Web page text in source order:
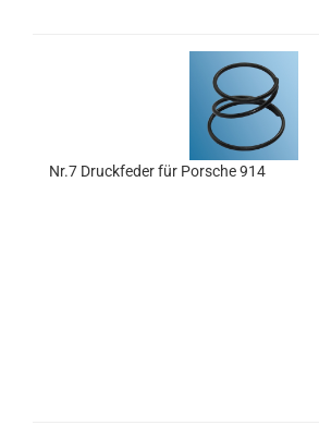
Nr.7 Druckfeder für Porsche 914